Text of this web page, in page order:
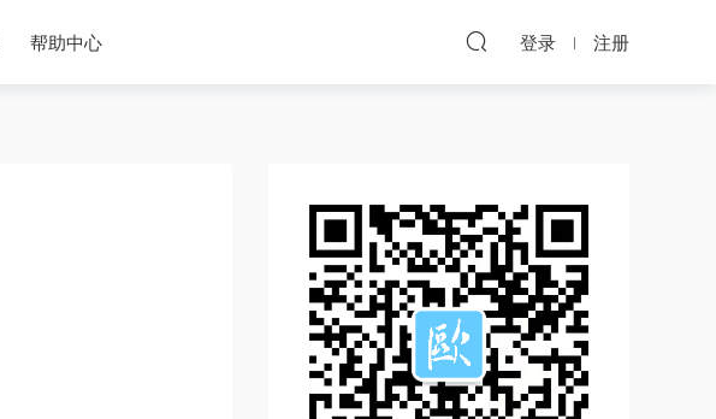
帮助中心 登录 注册